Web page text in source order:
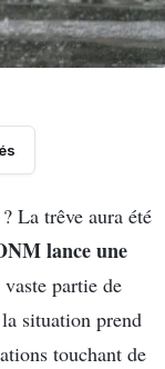
La trêve aura été
lance une
partie de
situation prend
touchant de